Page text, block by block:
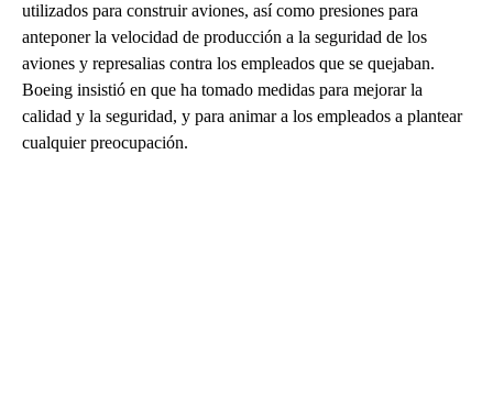
utilizados para construir aviones, así como presiones para
anteponer la velocidad de producción a la seguridad de los
aviones y represalias contra los empleados que se quejaban.
Boeing insistió en que ha tomado medidas para mejorar la
calidad y la seguridad, y para animar a los empleados a plantear
cualquier preocupación.